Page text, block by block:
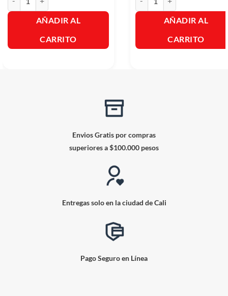
AÑADIR AL
CARRITO
AÑADIR AL
CARRITO
Envios Gratis por compras
superiores a $100.000 pesos
Entregas solo en la ciudad de Cali
Pago Seguro en Línea